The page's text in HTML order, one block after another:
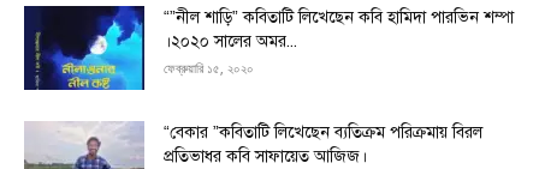
“”নীল শাড়ি” কবিতাটি লিখেছেন কবি হামিদা পারভিন শম্পা
।২০২০ সালের অমর...
ফেব্রুয়ারি ১৫, ২০২০
“বেকার ”কবিতাটি লিখেছেন ব্যতিক্রম পরিক্রমায় বিরল
প্রতিভাধর কবি সাফায়েত আজিজ।